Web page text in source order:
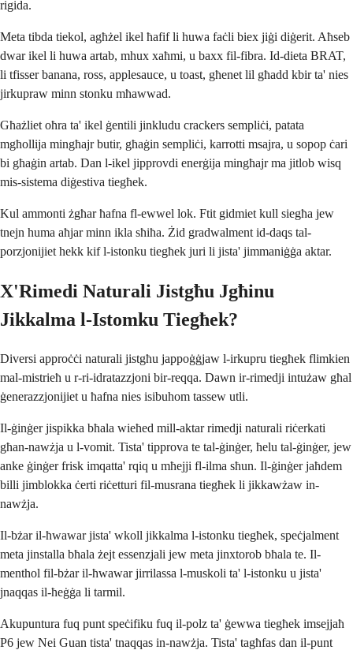
rigida.
Meta tibda tiekol, agħżel ikel ħafif li huwa faċli biex jiġi diġerit. Aħseb
dwar ikel li huwa artab, mhux xaħmi, u baxx fil-fibra. Id-dieta BRAT,
li tfisser banana, ross, applesauce, u toast, għenet lil għadd kbir ta' nies
jirkupraw minn stonku mħawwad.
Għażliet oħra ta' ikel ġentili jinkludu crackers sempliċi, patata
mgħollija mingħajr butir, għaġin sempliċi, karrotti msajra, u sopop ċari
bi għaġin artab. Dan l-ikel jipprovdi enerġija mingħajr ma jitlob wisq
mis-sistema diġestiva tiegħek.
Kul ammonti żgħar ħafna fl-ewwel lok. Ftit gidmiet kull siegħa jew
tnejn huma aħjar minn ikla sħiħa. Żid gradwalment id-daqs tal-
porzjonijiet hekk kif l-istonku tiegħek juri li jista' jimmaniġġa aktar.
X'Rimedi Naturali Jistgħu Jgħinu
Jikkalma l-Istomku Tiegħek?
Diversi approċċi naturali jistgħu jappoġġjaw l-irkupru tiegħek flimkien
mal-mistrieħ u r-ri-idratazzjoni bir-reqqa. Dawn ir-rimedji intużaw għal
ġenerazzjonijiet u ħafna nies isibuhom tassew utli.
Il-ġinġer jispikka bħala wieħed mill-aktar rimedji naturali riċerkati
għan-nawżja u l-vomit. Tista' tipprova te tal-ġinġer, ħelu tal-ġinġer, jew
anke ġinġer frisk imqatta' rqiq u mħejji fl-ilma sħun. Il-ġinġer jaħdem
billi jimblokka ċerti riċetturi fil-musrana tiegħek li jikkawżaw in-
nawżja.
Il-bżar il-ħwawar jista' wkoll jikkalma l-istonku tiegħek, speċjalment
meta jinstalla bħala żejt essenzjali jew meta jinxtorob bħala te. Il-
menthol fil-bżar il-ħwawar jirrilassa l-muskoli ta' l-istonku u jista'
jnaqqas il-ħeġġa li tarmil.
Akupuntura fuq punt speċifiku fuq il-polz ta' ġewwa tiegħek imsejjaħ
P6 jew Nei Guan tista' tnaqqas in-nawżja. Tista' tagħfas dan il-punt